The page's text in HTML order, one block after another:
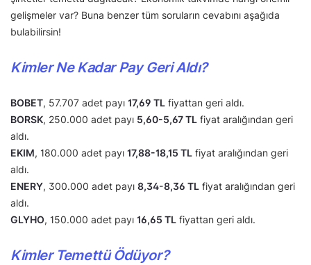
gelişmeler var? Buna benzer tüm soruların cevabını aşağıda
bulabilirsin!
Kimler Ne Kadar Pay Geri Aldı?
BOBET, 57.707 adet payı 17,69 TL fiyattan geri aldı.
BORSK, 250.000 adet payı 5,60-5,67 TL fiyat aralığından geri
aldı.
EKIM, 180.000 adet payı 17,88-18,15 TL fiyat aralığından geri
aldı.
ENERY, 300.000 adet payı 8,34-8,36 TL fiyat aralığından geri
aldı.
GLYHO, 150.000 adet payı 16,65 TL fiyattan geri aldı.
Kimler Temettü Ödüyor?